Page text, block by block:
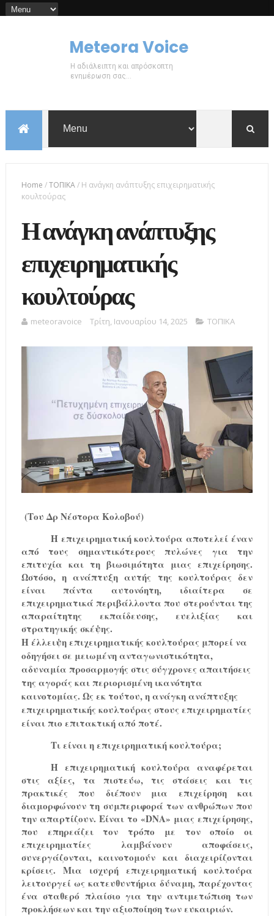
Meteora Voice
Η αδιάλειπτη και απρόσκοπτη
ενημέρωση σας...
Home /ΤΟΠΙΚΑ/ Η ανάγκη ανάπτυξης επιχειρηματικής
κουλτούρας
Η ανάγκη ανάπτυξης
επιχειρηματικής
κουλτούρας
meteoravoice Τρίτη, Ιανουαρίου 14, 2025 ΤΟΠΙΚΑ
(Του Δρ Νέστορα Κολοβού)
Η επιχειρηματική κουλτούρα αποτελεί έναν
από τους σημαντικότερους πυλώνες για την
επιτυχία και τη βιωσιμότητα μιας επιχείρησης.
Ωστόσο, η ανάπτυξη αυτής της κουλτούρας δεν
είναι πάντα αυτονόητη, ιδιαίτερα σε
επιχειρηματικά περιβάλλοντα που στερούνται της
απαραίτητης εκπαίδευσης, ευελιξίας και
στρατηγικής σκέψης.
Η έλλειψη επιχειρηματικής κουλτούρας μπορεί να
οδηγήσει σε μειωμένη ανταγωνιστικότητα,
αδυναμία προσαρμογής στις σύγχρονες απαιτήσεις
της αγοράς και περιορισμένη ικανότητα
καινοτομίας. Ως εκ τούτου, η ανάγκη ανάπτυξης
επιχειρηματικής κουλτούρας στους επιχειρηματίες
είναι πιο επιτακτική από ποτέ.
Τι είναι η επιχειρηματική κουλτούρα;
Η επιχειρηματική κουλτούρα αναφέρεται
στις αξίες, τα πιστεύω, τις στάσεις και τις
πρακτικές που διέπουν μια επιχείρηση και
διαμορφώνουν τη συμπεριφορά των ανθρώπων που
την απαρτίζουν. Είναι το «DNA» μιας επιχείρησης,
που επηρεάζει τον τρόπο με τον οποίο οι
επιχειρηματίες λαμβάνουν αποφάσεις,
συνεργάζονται, καινοτομούν και διαχειρίζονται
κρίσεις. Μια ισχυρή επιχειρηματική κουλτούρα
λειτουργεί ως κατευθυντήρια δύναμη, παρέχοντας
ένα σταθερό πλαίσιο για την αντιμετώπιση των
προκλήσεων και την αξιοποίηση των ευκαιριών.